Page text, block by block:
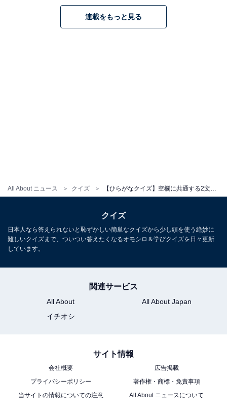
All About ニュース クイズ
連載をもっと見る
クイズ
日本人なら答えられないと恥ずかしい簡単なクイズから少し頭を使う絶妙に
難しいクイズまで、ついつい答えたくなるオモシロ＆学びクイズを日々更新
しています。
関連サービス
All About
All About Japan
イチオシ
サイト情報
会社概要
広告掲載
プライバシーポリシー
著作権・商標・免責事項
当サイトの情報についての注意
All About ニュースについて